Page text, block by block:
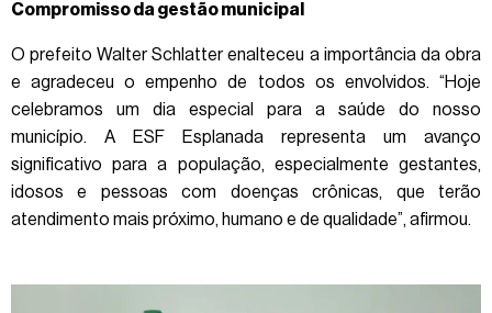
Compromisso da gestão municipal
O prefeito Walter Schlatter enalteceu a importância da obra
e agradeceu o empenho de todos os envolvidos. “Hoje
celebramos um dia especial para a saúde do nosso
município. A ESF Esplanada representa um avanço
significativo para a população, especialmente gestantes,
idosos e pessoas com doenças crônicas, que terão
atendimento mais próximo, humano e de qualidade”, afirmou.